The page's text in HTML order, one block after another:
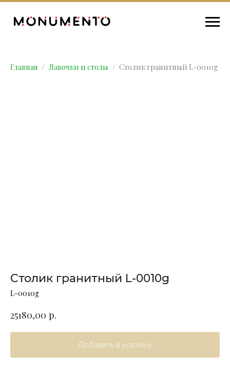
Главная Лавочки и столы Столик гранитный L-0010g
Столик гранитный L-0010g
L-0010g
25180,00 р.
Добавить в корзину